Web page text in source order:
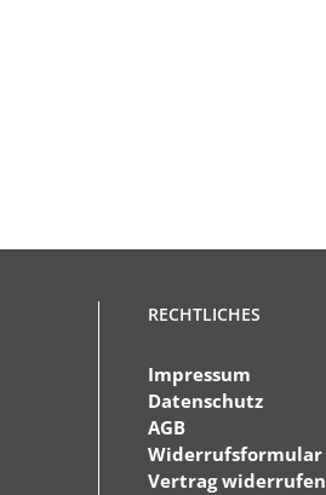
RECHTLICHES
Impressum
Datenschutz
AGB
Widerrufsformular
Vertrag widerrufen